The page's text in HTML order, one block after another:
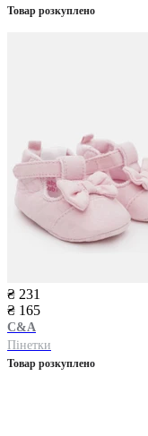
Товар розкуплено
₴ 231
₴ 165
C&A
Пінетки
Товар розкуплено